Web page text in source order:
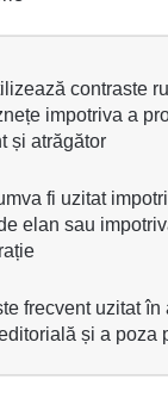
contraste
impotriva a
și atrăgător
fi uzitat
elan sau
frecvent uzitat
și a poza